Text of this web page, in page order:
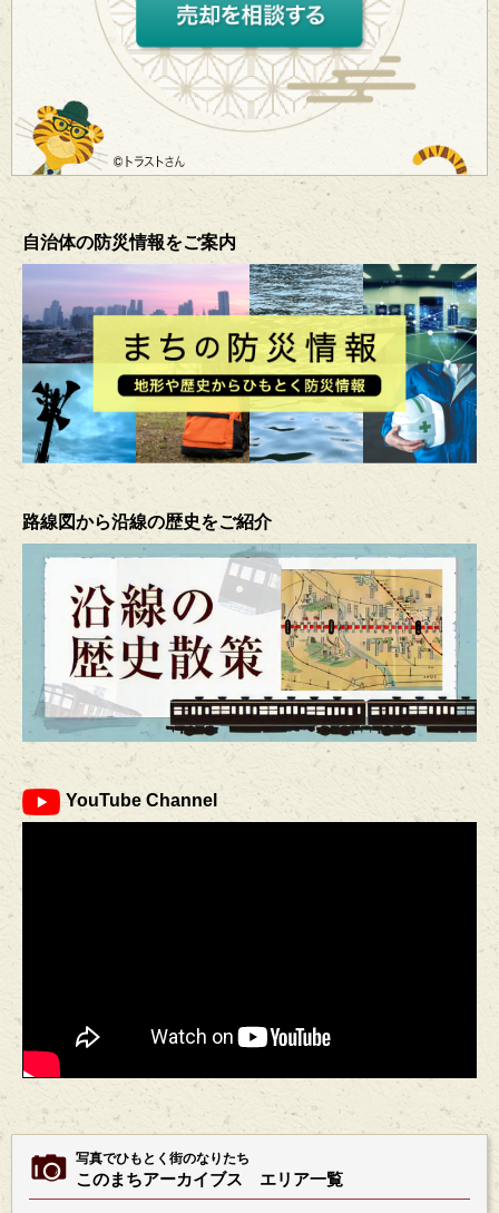
自治体の防災情報をご案内
路線図から沿線の歴史をご紹介
YouTube Channel
写真でひもとく街のなりたち
このまちアーカイブス エリア一覧